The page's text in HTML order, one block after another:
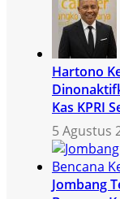
Hartono
Kas KPRI
5 Agustus
Jombang